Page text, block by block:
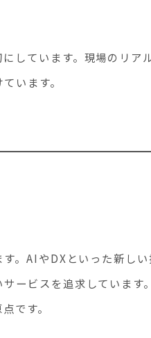
しています。現場のリア
います。
。AIやDXといった新し
ービスを追求しています
です。